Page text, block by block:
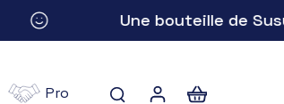
Une bouteille de
Pro